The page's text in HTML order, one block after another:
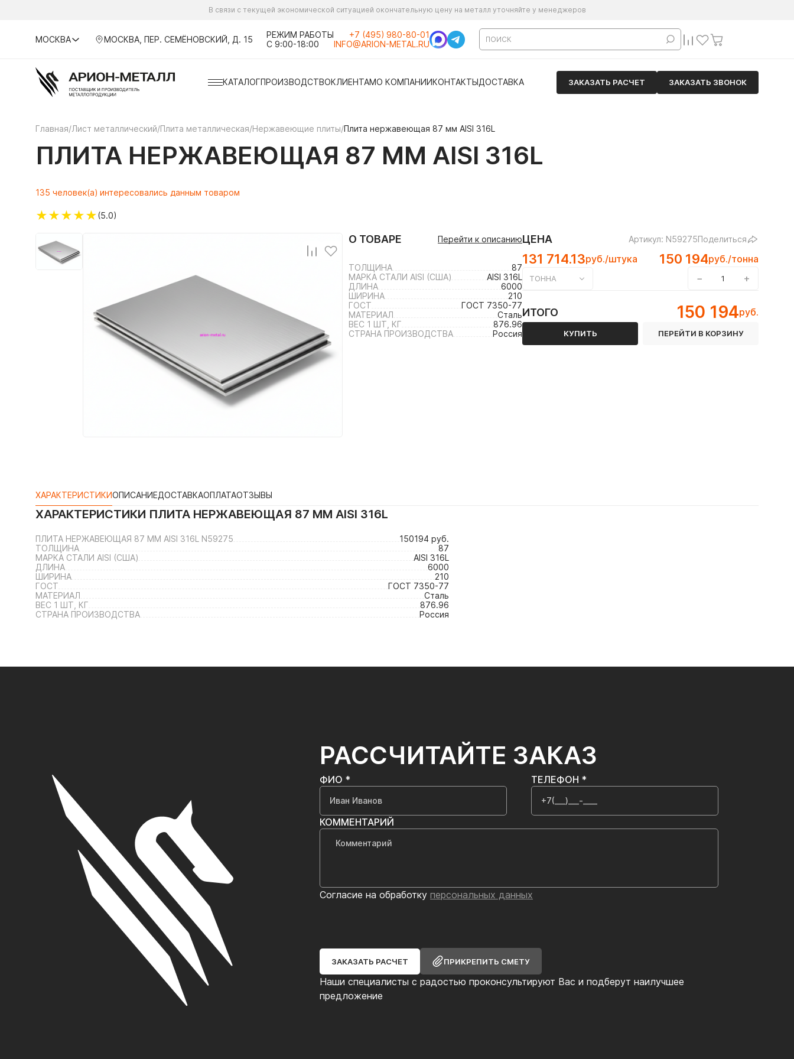
В связи с текущей экономической ситуацией окончательную цену на металл уточняйте у менеджеров
МОСКВА МОСКВА, ПЕР. СЕМЁНОВСКИЙ, Д. 15
РЕЖИМ РАБОТЫ
С 9:00-18:00
+7 (495) 980-80-01
INFO@ARION-METAL.RU
КАТАЛОГПРОИЗВОДСТВОКЛИЕНТАМО КОМПАНИИКОНТАКТЫДОСТАВКА ЗАКАЗАТЬ РАСЧЕТ ЗАКАЗАТЬ ЗВОНОК
Главная/Лист металлический/Плита металлическая/Нержавеющие плиты/Плита нержавеющая 87 мм AISI 316L
ПЛИТА НЕРЖАВЕЮЩАЯ 87 ММ AISI 316L
135 человек(а) интересовались данным товаром
★★★★★(5.0)
О ТОВАРЕ Перейти к описанию
ТОЛЩИНА
87
МАРКА СТАЛИ AISI (США)
AISI 316L
ДЛИНА
6000
ШИРИНА
210
ГОСТ
ГОСТ 7350-77
МАТЕРИАЛ
Сталь
ВЕС 1 ШТ, КГ
876.96
СТРАНА ПРОИЗВОДСТВА
Россия
ЦЕНА Артикул: N59275Поделиться
131 714.13руб./штука 150 194руб./тонна
ТОННА − +
ИТОГО 150 194руб.
КУПИТЬ ПЕРЕЙТИ В КОРЗИНУ
ХАРАКТЕРИСТИКИОПИСАНИЕДОСТАВКАОПЛАТАОТЗЫВЫ
ХАРАКТЕРИСТИКИ ПЛИТА НЕРЖАВЕЮЩАЯ 87 ММ AISI 316L
ПЛИТА НЕРЖАВЕЮЩАЯ 87 ММ AISI 316L N59275
150194 руб.
ТОЛЩИНА
87
МАРКА СТАЛИ AISI (США)
AISI 316L
ДЛИНА
6000
ШИРИНА
210
ГОСТ
ГОСТ 7350-77
МАТЕРИАЛ
Сталь
ВЕС 1 ШТ, КГ
876.96
СТРАНА ПРОИЗВОДСТВА
Россия
РАССЧИТАЙТЕ ЗАКАЗ
Наши специалисты с радостью проконсультируют Вас и подберут наилучшее
предложение
ФИО * ТЕЛЕФОН *
КОММЕНТАРИЙ
Согласие на обработку персональных данных
ЗАКАЗАТЬ РАСЧЕТ ПРИКРЕПИТЬ СМЕТУ